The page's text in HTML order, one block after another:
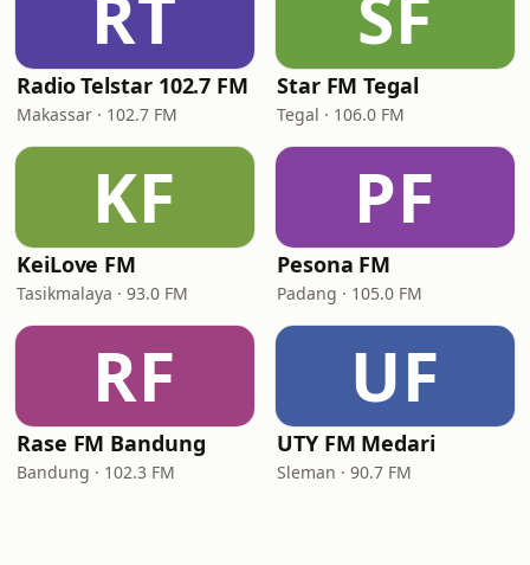
Radio Telstar 102.7 FM
Makassar · 102.7 FM
Star FM Tegal
Tegal · 106.0 FM
KF
KeiLove FM
Tasikmalaya · 93.0 FM
PF
Pesona FM
Padang · 105.0 FM
RF
Rase FM Bandung
Bandung · 102.3 FM
UF
UTY FM Medari
Sleman · 90.7 FM